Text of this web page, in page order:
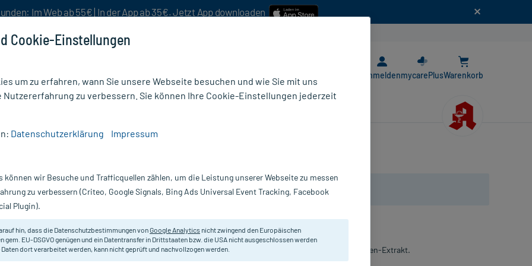
Im Web ab 55€ | In der App ab 35€. Jetzt App downloaden
AnmeldenmycarePlusWarenkorb
Nur für kurze Zeit:Gratis-Versand* ab 19€ Mindestbestellwert!
Kapseln, 60 St Zein Pharma
Nahrungsergänzungsmittel mit See-Kiefer (Pinus pinaster) Rinden-Extrakt.
Cookie-Einstellungen
um zu erfahren, wann Sie unsere Webseite besuchen und wie Sie mit uns
Nutzererfahrung zu verbessern. Sie können Ihre Cookie-Einstellungen jederzeit
Datenschutzerklärung Impressum
können wir Besuche und Trafficquellen zählen, um die Leistung unserer Webseite zu messen
zu verbessern (Criteo, Google Signals, Bing Ads Universal Event Tracking, Facebook
Plugin).
hin, dass die Datenschutzbestimmungen vonGoogle Analytics nicht zwingend den Europäischen
gem. EU-DSGVO genügen und ein Datentransfer in Drittstaaten bzw. die USA nicht ausgeschlossen werden
Daten dort verarbeitet werden, kann nicht geprüft und nachvollzogen werden.